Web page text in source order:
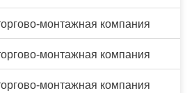
монтажная компания
монтажная компания
монтажная компания